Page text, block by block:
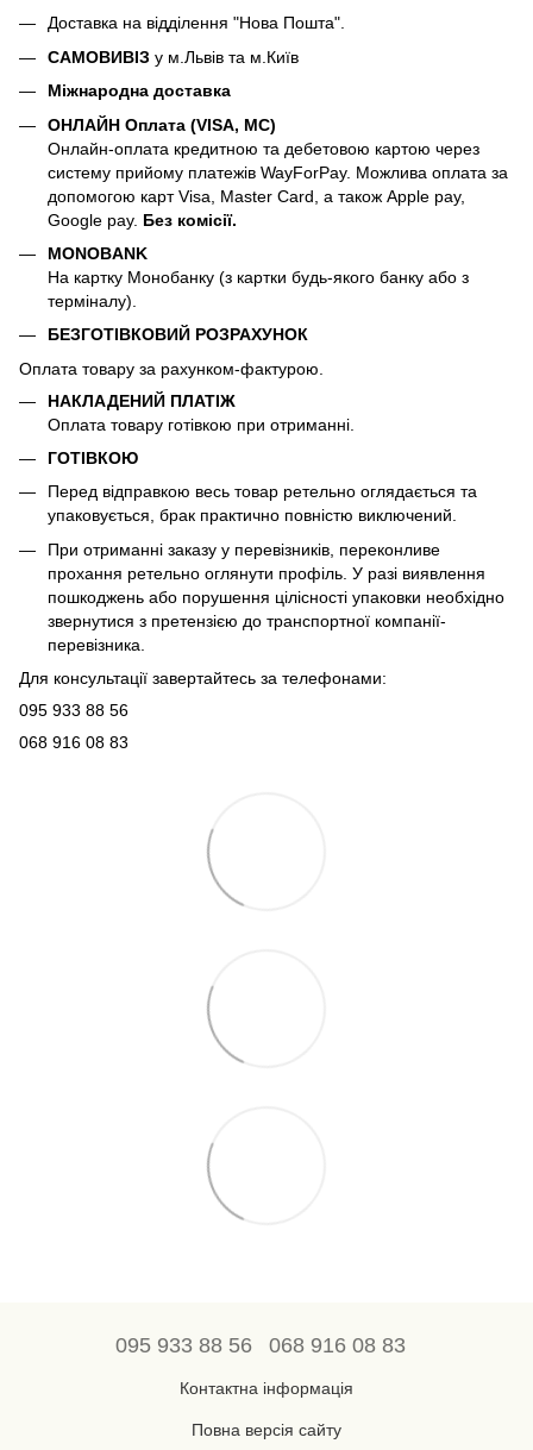
Доставка на відділення "Нова Пошта".
САМОВИВІЗ у м.Львів та м.Київ
Міжнародна доставка
ОНЛАЙН Оплата (VISA, MC)
Онлайн-оплата кредитною та дебетовою картою через
систему прийому платежів WayForPay. Можлива оплата за
допомогою карт Visa, Master Card, а також Apple pay,
Google pay. Без комісії.
MONOBANK
На картку Монобанку (з картки будь-якого банку або з
терміналу).
БЕЗГОТІВКОВИЙ РОЗРАХУНОК
Оплата товару за рахунком-фактурою.
НАКЛАДЕНИЙ ПЛАТІЖ
Оплата товару готівкою при отриманні.
ГОТІВКОЮ
Перед відправкою весь товар ретельно оглядається та
упаковується, брак практично повністю виключений.
При отриманні заказу у перевізників, переконливе
прохання ретельно оглянути профіль. У разі виявлення
пошкоджень або порушення цілісності упаковки необхідно
звернутися з претензією до транспортної компанії-
перевізника.
Для консультації завертайтесь за телефонами:
095 933 88 56
068 916 08 83
095 933 88 56 068 916 08 83
Контактна інформація
Повна версія сайту